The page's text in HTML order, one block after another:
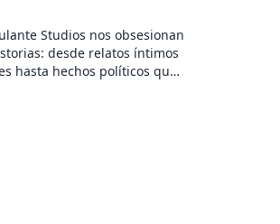
en elhilo.audio El hilo es
Ambulante Estudios.
See acast.com/privacy for
Studios nos obsesionan
desde relatos íntimos
hasta hechos políticos que